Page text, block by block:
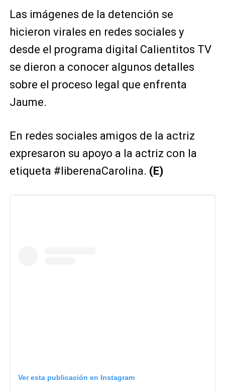
Las imágenes de la detención se
hicieron virales en redes sociales y
desde el programa digital Calientitos TV
se dieron a conocer algunos detalles
sobre el proceso legal que enfrenta
Jaume.
En redes sociales amigos de la actriz
expresaron su apoyo a la actriz con la
etiqueta #liberenaCarolina. (E)
Ver esta publicación en Instagram